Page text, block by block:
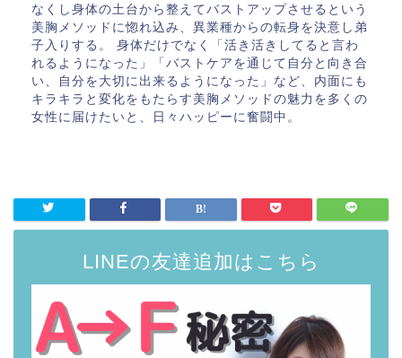
なくし身体の土台から整えてバストアップさせるという
美胸メソッドに惚れ込み、異業種からの転身を決意し弟
子入りする。 身体だけでなく「活き活きしてると言わ
れるようになった」「バストケアを通じて自分と向き合
い、自分を大切に出来るようになった」など、内面にも
キラキラと変化をもたらす美胸メソッドの魅力を多くの
女性に届けたいと、日々ハッピーに奮闘中。
LINEの友達追加はこちら